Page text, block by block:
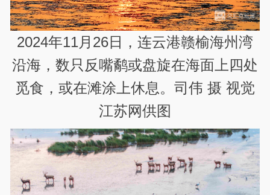
2024年11月26日，连云港赣榆海州湾
沿海，数只反嘴鹬或盘旋在海面上四处
觅食，或在滩涂上休息。司伟 摄 视觉
江苏网供图